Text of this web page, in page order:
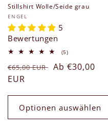
Stillshirt Wolle/Seide grau
Anbieter:
ENGEL
5
Bewertungen
(5)5
insgesamt
Normaler
Preis
€65,00 EUR Verkaufspreis
Ab €30,00
EUR
Optionen auswählen